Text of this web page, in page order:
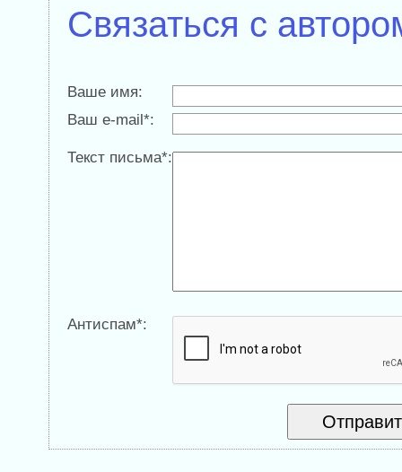
Связаться с
Ваше имя:
Ваш e-mail*:
Текст письма*:
Антиспам*: